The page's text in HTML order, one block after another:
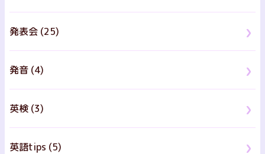
発表会 (25)
発音 (4)
英検 (3)
英語tips (5)